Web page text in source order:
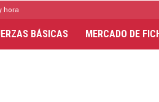
hora
BÁSICAS MERCADO DE